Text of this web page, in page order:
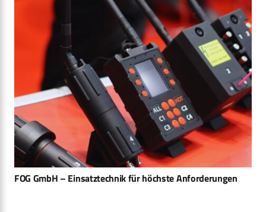
FOG GmbH – Einsatztechnik für höchste Anforderungen